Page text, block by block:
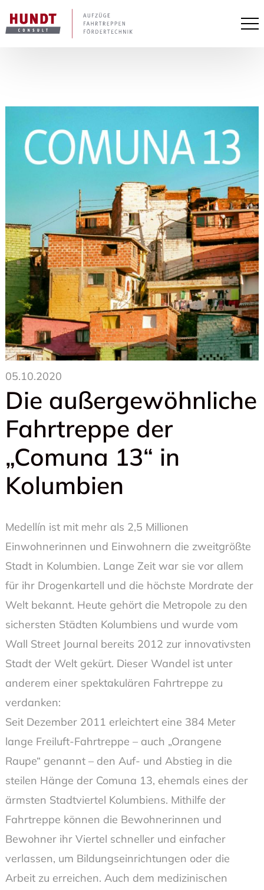
05.10.2020
Die außergewöhnliche
Fahrtreppe der
„Comuna 13“ in
Kolumbien
Medellín ist mit mehr als 2,5 Millionen
Einwohnerinnen und Einwohnern die zweitgrößte
Stadt in Kolumbien. Lange Zeit war sie vor allem
für ihr Drogenkartell und die höchste Mordrate der
Welt bekannt. Heute gehört die Metropole zu den
sichersten Städten Kolumbiens und wurde vom
Wall Street Journal bereits 2012 zur innovativsten
Stadt der Welt gekürt. Dieser Wandel ist unter
anderem einer spektakulären Fahrtreppe zu
verdanken:
Seit Dezember 2011 erleichtert eine 384 Meter
lange Freiluft-Fahrtreppe – auch „Orangene
Raupe“ genannt – den Auf- und Abstieg in die
steilen Hänge der Comuna 13, ehemals eines der
ärmsten Stadtviertel Kolumbiens. Mithilfe der
Fahrtreppe können die Bewohnerinnen und
Bewohner ihr Viertel schneller und einfacher
verlassen, um Bildungseinrichtungen oder die
Arbeit zu erreichen. Auch dem medizinischen